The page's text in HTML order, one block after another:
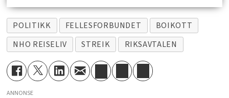
POLITIKK FELLESFORBUNDET
BOIKOTT
NHO REISELIV
STREIK RIKSAVTALEN
ANNONSE